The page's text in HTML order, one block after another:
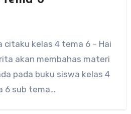
citaku kelas 4 tema 6 – Hai
akan membahas materi
pada buku siswa kelas 4
6 sub tema…